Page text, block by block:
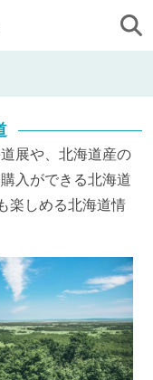
展や、北海道産の
入ができる北海道
楽しめる北海道情